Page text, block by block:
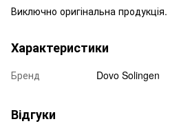
Виключно оригінальна продукція.
Характеристики
Бренд Dovo Solingen
Відгуки